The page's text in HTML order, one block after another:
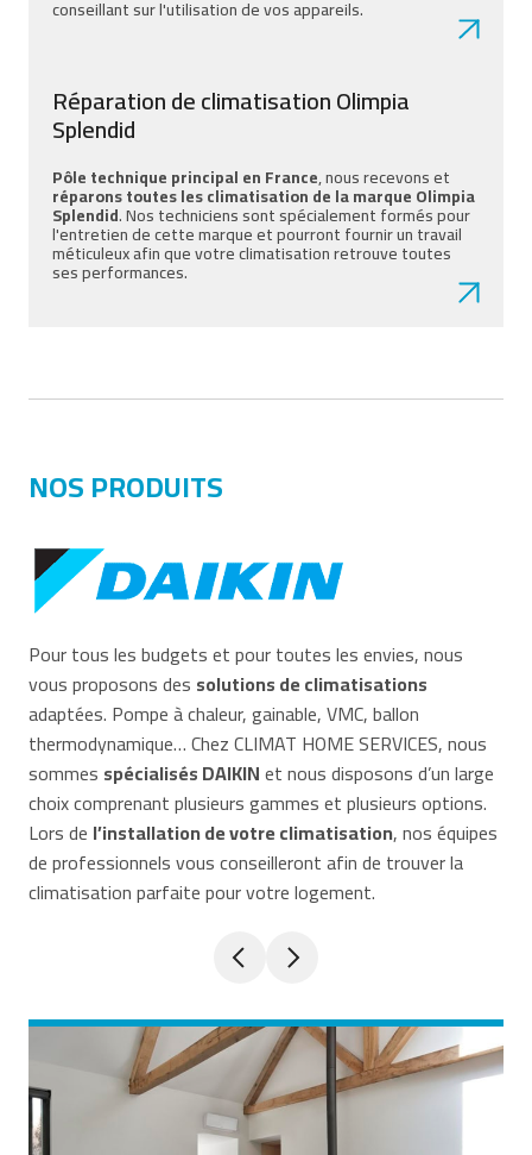
conseillant sur l'utilisation de vos appareils.
Réparation de climatisation Olimpia
Splendid
Pôle technique principal en France, nous recevons et
réparons toutes les climatisation de la marque Olimpia
Splendid. Nos techniciens sont spécialement formés pour
l'entretien de cette marque et pourront fournir un travail
méticuleux afin que votre climatisation retrouve toutes
ses performances.
NOS PRODUITS
Pour tous les budgets et pour toutes les envies, nous
vous proposons des solutions de climatisations
adaptées. Pompe à chaleur, gainable, VMC, ballon
thermodynamique… Chez CLIMAT HOME SERVICES, nous
sommes spécialisés DAIKINet nous disposons d’un large
choix comprenant plusieurs gammes et plusieurs options.
Lors de l’installation de votre climatisation, nos équipes
de professionnels vous conseilleront afin de trouver la
climatisation parfaite pour votre logement.